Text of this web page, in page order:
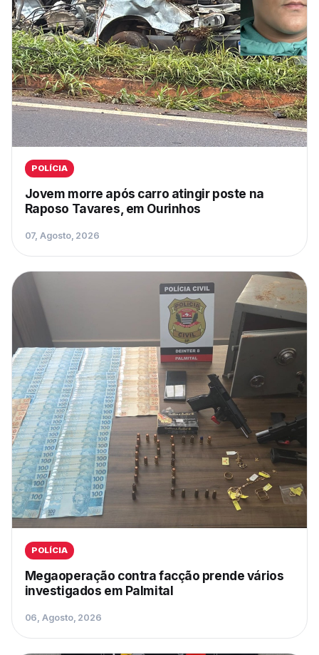
POLÍCIA
Jovem morre após carro atingir poste na
Raposo Tavares, em Ourinhos
07, Agosto, 2026
POLÍCIA
Megaoperação contra facção prende vários
investigados em Palmital
06, Agosto, 2026